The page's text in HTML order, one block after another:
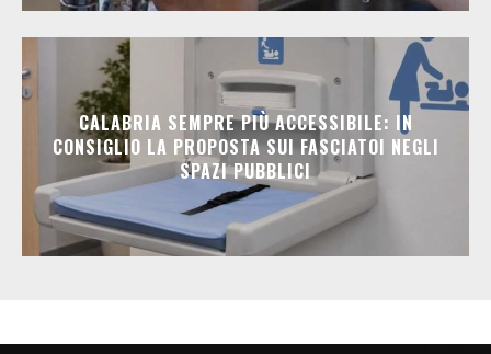
CALABRIA SEMPRE PIÙ ACCESSIBILE: IN
CONSIGLIO LA PROPOSTA SUI FASCIATOI NEGLI
SPAZI PUBBLICI